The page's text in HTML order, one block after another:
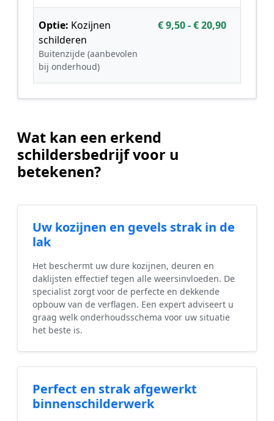
Optie: Kozijnen
schilderen
Buitenzijde (aanbevolen
bij onderhoud)
€ 9,50 - € 20,90
Wat kan een erkend
schildersbedrijf voor u
betekenen?
Uw kozijnen en gevels strak in de
lak
Het beschermt uw dure kozijnen, deuren en
daklijsten effectief tegen alle weersinvloeden. De
specialist zorgt voor de perfecte en dekkende
opbouw van de verflagen. Een expert adviseert u
graag welk onderhoudsschema voor uw situatie
het beste is.
Perfect en strak afgewerkt
binnenschilderwerk